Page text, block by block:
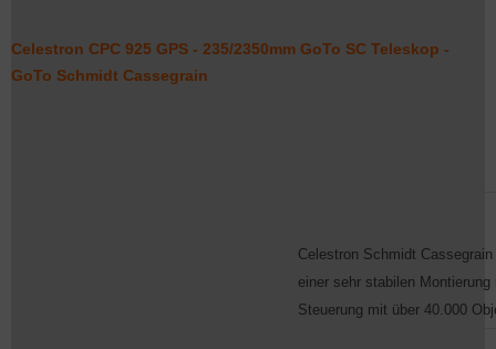
Celestron CPC 925 GPS - 235/2350mm GoTo SC Teleskop -
GoTo Schmidt Cassegrain
Celestron Schmidt
einer sehr stabilen
Steuerung mit über 40.000